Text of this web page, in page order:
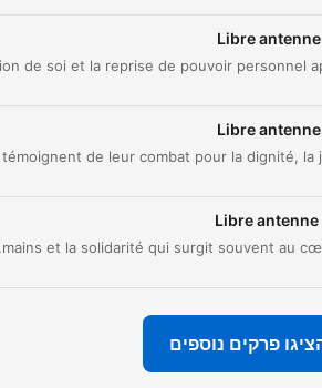
du groupe et le partage des
de Laurent : l'impact d'un
de résilience de Laurent
de l'institutrice et
transmission de l'amour
sur la vie, l'âge et la difficulté
Libre
Libre
Libre
qui surgit souvent au cœur des moments les plus sombres.
פרקים נוספים